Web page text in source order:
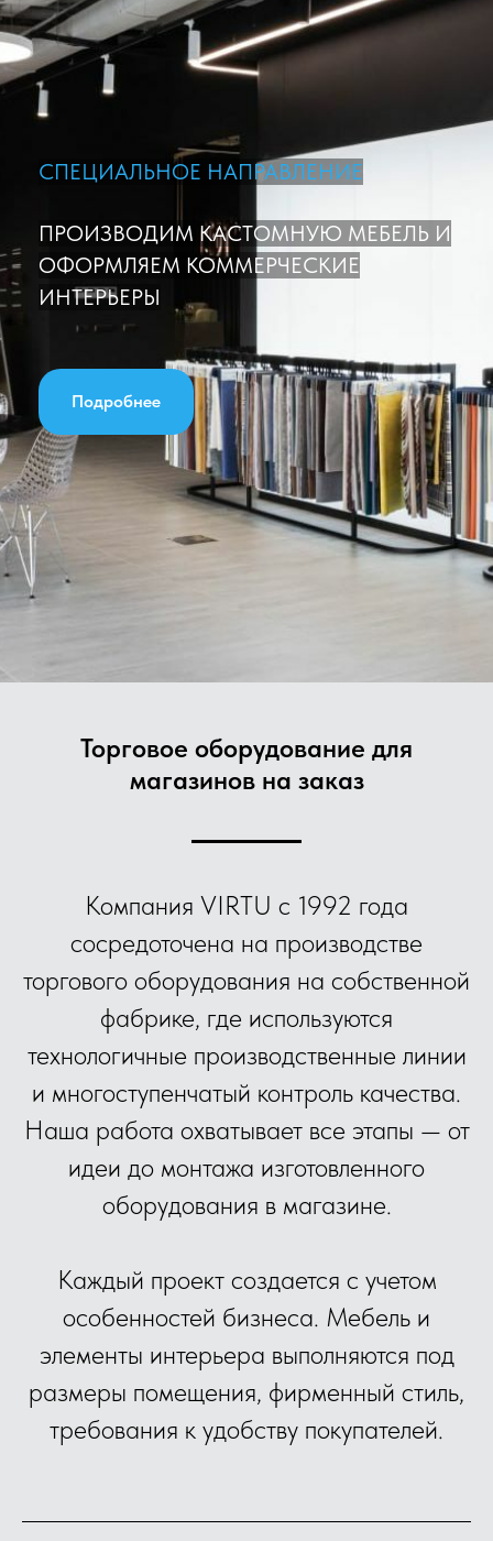
СПЕЦИАЛЬНОЕ НАПРАВЛЕНИЕ
ПРОИЗВОДИМ КАСТОМНУЮ МЕБЕЛЬ И
ОФОРМЛЯЕМ КОММЕРЧЕСКИЕ
ИНТЕРЬЕРЫ
Подробнее
Торговое оборудование для
магазинов на заказ
Компания VIRTU с 1992 года
сосредоточена на производстве
торгового оборудования на собственной
фабрике, где используются
технологичные производственные линии
и многоступенчатый контроль качества.
Наша работа охватывает все этапы — от
идеи до монтажа изготовленного
оборудования в магазине.
Каждый проект создается с учетом
особенностей бизнеса. Мебель и
элементы интерьера выполняются под
размеры помещения, фирменный стиль,
требования к удобству покупателей.